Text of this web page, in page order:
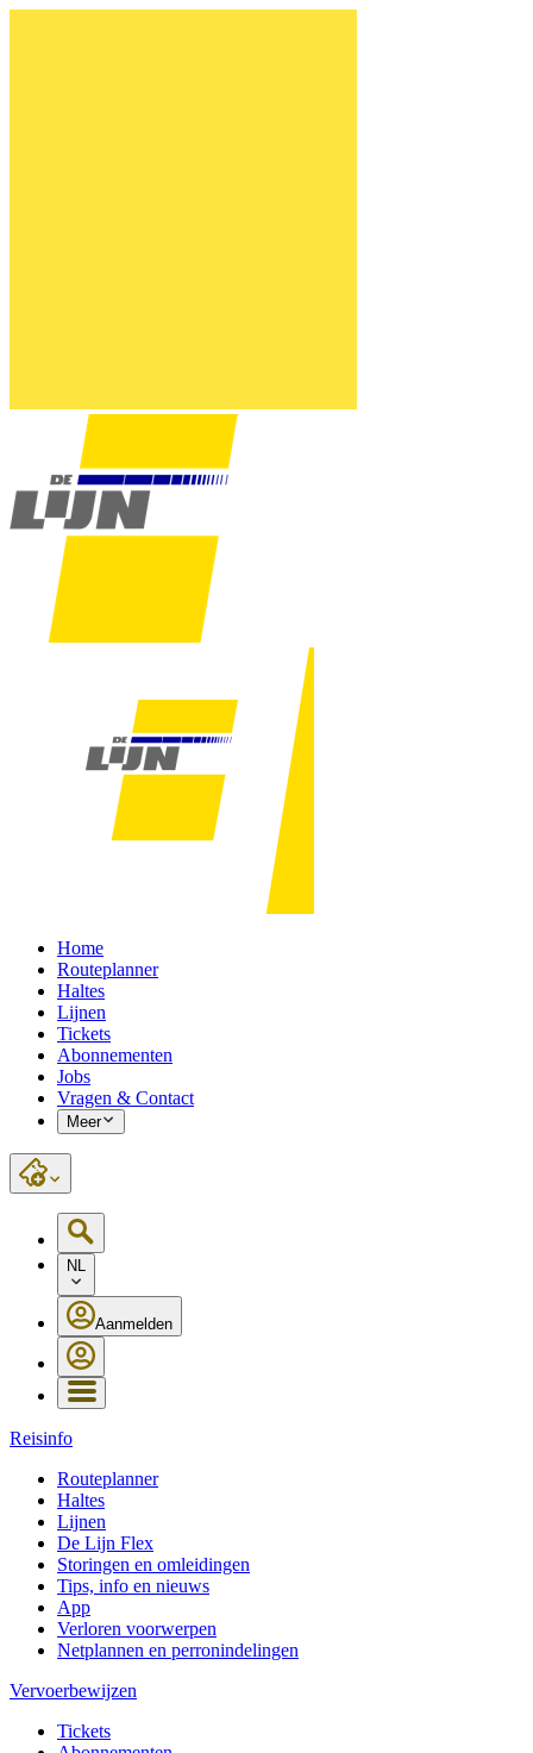
Home
Routeplanner
Haltes
Lijnen
Tickets
Abonnementen
Jobs
Vragen & Contact
Meer
NL
Aanmelden
Reisinfo
Routeplanner
Haltes
Lijnen
De Lijn Flex
Storingen en omleidingen
Tips, info en nieuws
App
Verloren voorwerpen
Netplannen en perronindelingen
Vervoerbewijzen
Tickets